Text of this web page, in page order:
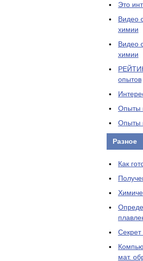
Это
Видео
химии
Видео
химии
опытов
Опыты
Опыты
Разное
Как
Секрет
мат.